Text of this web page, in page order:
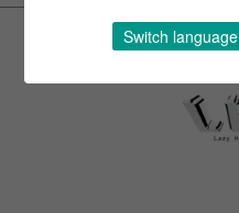
Switch language